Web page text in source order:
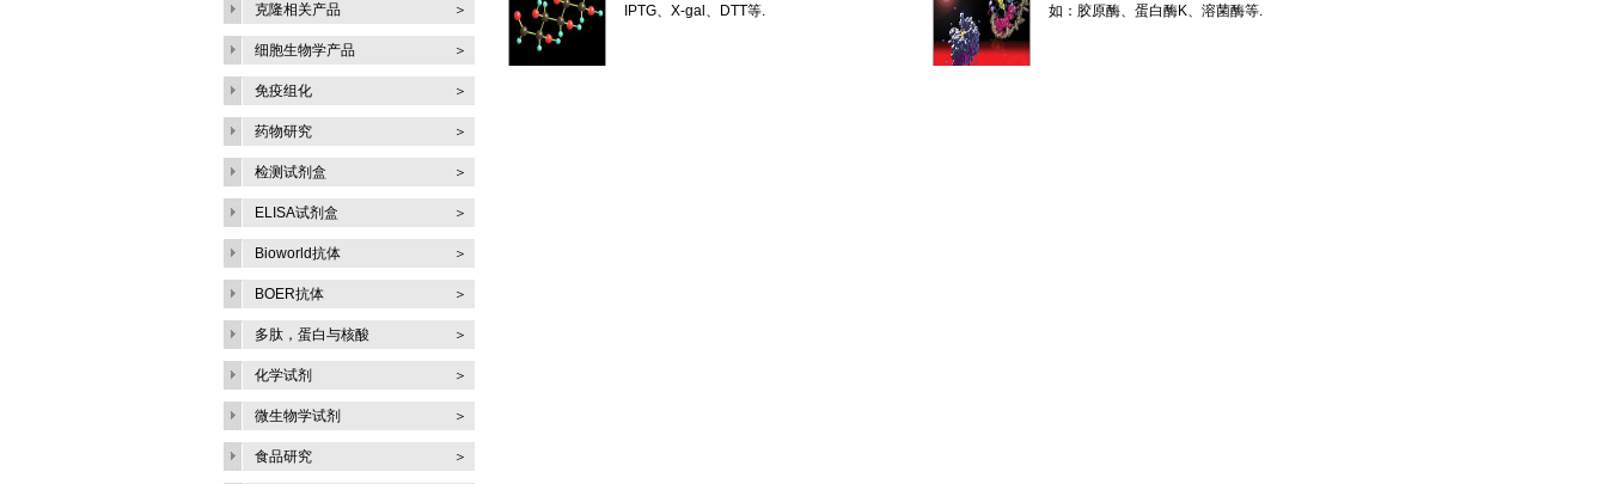
克隆相关产品 ＞
细胞生物学产品 ＞
免疫组化 ＞
药物研究 ＞
检测试剂盒 ＞
ELISA试剂盒 ＞
Bioworld抗体 ＞
BOER抗体 ＞
多肽，蛋白与核酸 ＞
化学试剂 ＞
微生物学试剂 ＞
食品研究 ＞
IPTG、X-gal、DTT等. 如：胶原酶、蛋白酶K、溶菌酶等.